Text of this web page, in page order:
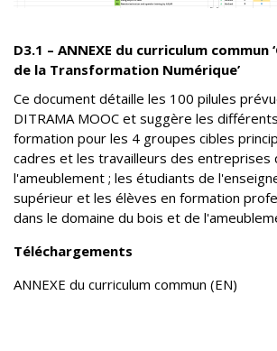
D3.1 – ANNEXE du curriculum commun
de la Transformation Numérique’
Ce document détaille les 100 pilules
DITRAMA MOOC et suggère les
formation pour les 4 groupes cibles
cadres et les travailleurs des entreprises
l'ameublement ; les étudiants de
supérieur et les élèves en formation
dans le domaine du bois et de
Téléchargements
ANNEXE du curriculum commun (EN)